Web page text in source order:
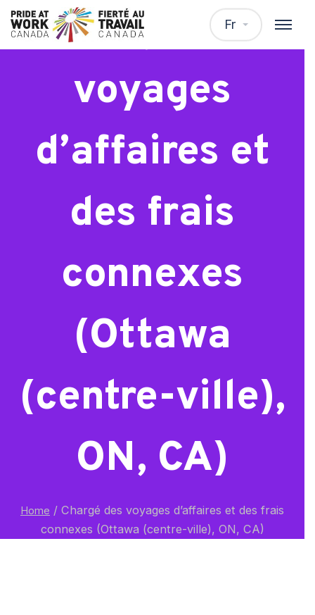
Fr
Chargé des
voyages
d’affaires et
des frais
connexes
(Ottawa
(centre-ville),
ON, CA)
Home / Chargé des voyages d’affaires et des frais
connexes (Ottawa (centre-ville), ON, CA)